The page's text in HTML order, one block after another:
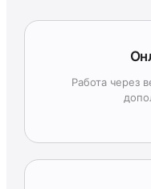
Работа через